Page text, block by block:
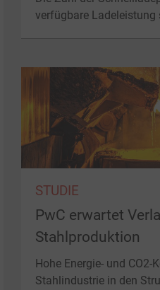
verfügbare Ladeleistung
STUDIE
PwC erwartet
Stahlproduktion
Hohe Energie- und CO2-
Stahlindustrie in den